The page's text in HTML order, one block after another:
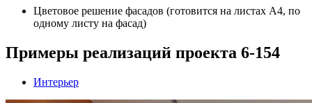
Цветовое решение фасадов (готовится на листах А4, по
одному листу на фасад)
Примеры реализаций проекта 6-154
Интерьер